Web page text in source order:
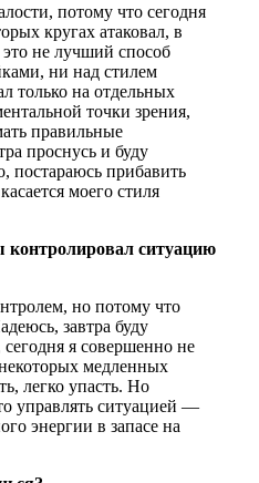
потому что сегодня
кругах атаковал, в
не лучший способ
ни над стилем
только на отдельных
точки зрения,
правильные
проснусь и буду
постараюсь прибавить
моего стиля
контролировал ситуацию
но потому что
завтра буду
сегодня я совершенно не
медленных
легко упасть. Но
управлять ситуацией —
энергии в запасе на